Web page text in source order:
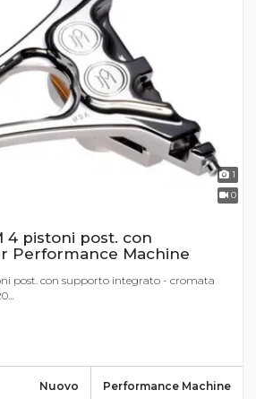
1
0
4 pistoni post. con
Performance Machine
post. con supporto integrato - cromata
Performance Machine
Nuovo